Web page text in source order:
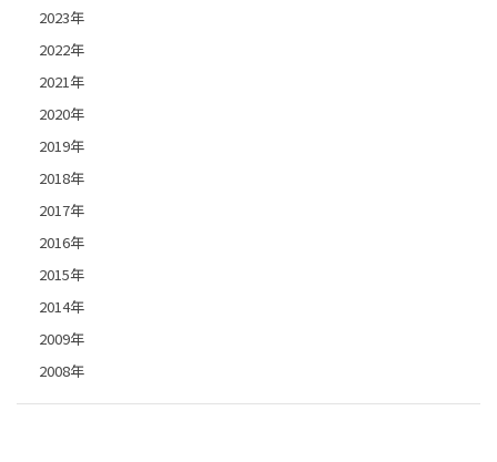
2023年
2022年
2021年
2020年
2019年
2018年
2017年
2016年
2015年
2014年
2009年
2008年